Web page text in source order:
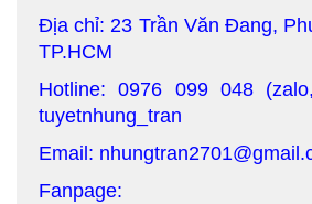
Địa chỉ: 23 Trần Văn Đang,
TP.HCM
Hotline: 0976 099 048
tuyetnhung_tran
Email:
Fanpage: